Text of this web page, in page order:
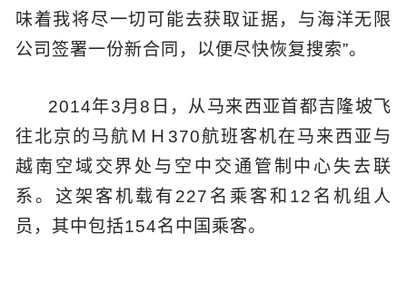
味着我将尽一切可能去获取证据，与海洋无限
公司签署一份新合同，以便尽快恢复搜索”。
2014年3月8日，从马来西亚首都吉隆坡飞
往北京的马航ＭＨ370航班客机在马来西亚与
越南空域交界处与空中交通管制中心失去联
系。这架客机载有227名乘客和12名机组人
员，其中包括154名中国乘客。